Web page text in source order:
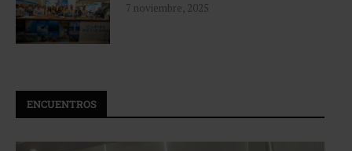
7 noviembre, 2025
ENCUENTROS